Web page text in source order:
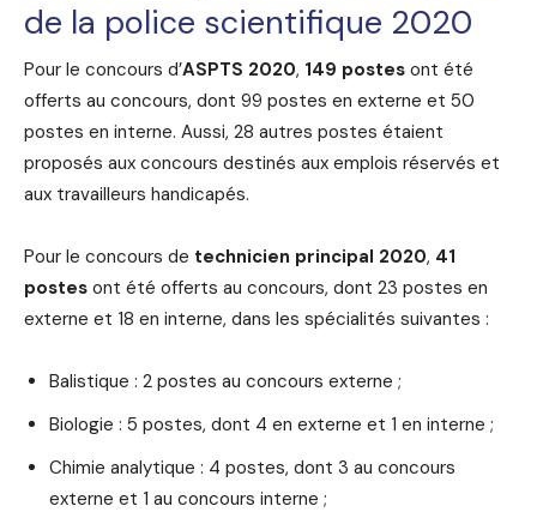
de la police scientifique 2020
Pour le concours d’ASPTS 2020, 149 postes ont été
offerts au concours, dont 99 postes en externe et 50
postes en interne. Aussi, 28 autres postes étaient
proposés aux concours destinés aux emplois réservés et
aux travailleurs handicapés.
Pour le concours de technicien principal 2020, 41
postes ont été offerts au concours, dont 23 postes en
externe et 18 en interne, dans les spécialités suivantes :
Balistique : 2 postes au concours externe ;
Biologie : 5 postes, dont 4 en externe et 1 en interne ;
Chimie analytique : 4 postes, dont 3 au concours
externe et 1 au concours interne ;